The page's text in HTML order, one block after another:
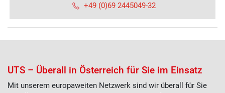
+49 (0)69 2445049-32
UTS – Überall in Österreich für Sie im Einsatz
Mit unserem europaweiten Netzwerk sind wir überall für Sie